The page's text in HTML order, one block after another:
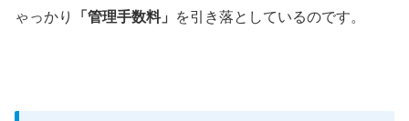
ゃっかり
「管理手数料」 を引き落としているのです。